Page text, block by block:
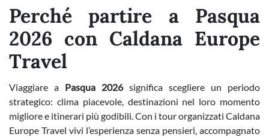
Perché partire a Pasqua
2026 con Caldana Europe
Travel
Viaggiare a Pasqua 2026significa scegliere un periodo
strategico: clima piacevole, destinazioni nel loro momento
migliore e itinerari più godibili. Con i tour organizzati Caldana
Europe Travel vivi l’esperienza senza pensieri, accompagnato